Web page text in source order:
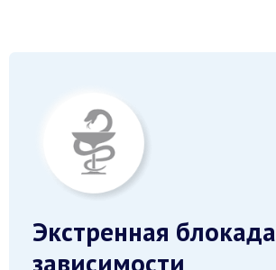
Экстренная блокада
зависимости